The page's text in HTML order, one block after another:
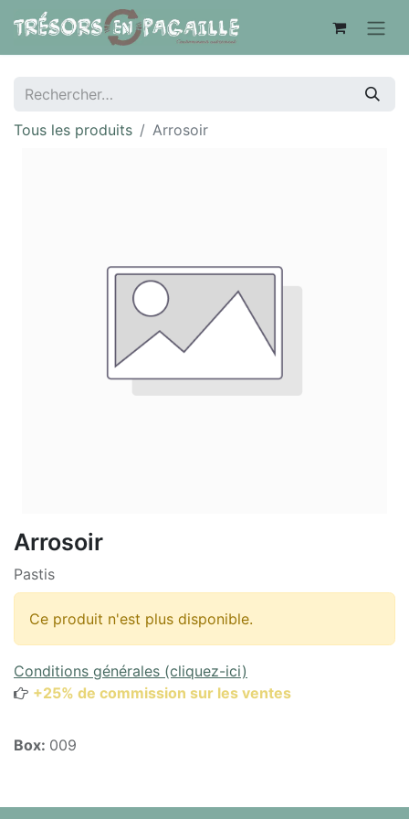
Tous les produits Arrosoir
Arrosoir
Pastis
Ce produit n'est plus disponible.
Conditions générales (cliquez-ici)
+25% de commission sur les ventes
Box: 009